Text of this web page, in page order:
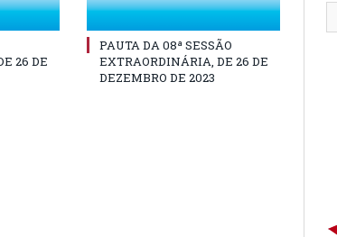
26 DE
PAUTA DA 08ª SESSÃO
EXTRAORDINÁRIA, DE 26 DE
DEZEMBRO DE 2023